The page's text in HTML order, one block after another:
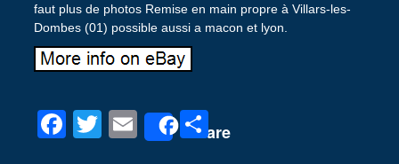
faut plus de photos Remise en main propre à Villars-les-
Dombes (01) possible aussi a macon et lyon.
F
T
E
Share
P